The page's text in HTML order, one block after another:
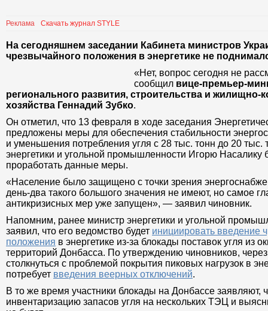
Реклама Скачать журнал STYLE
На сегодняшнем заседании Кабинета министров
чрезвычайного положения в энергетике не
«Нет, вопрос сегодня не
сообщил вице-премьер-
регионального развития,
и жилищно-коммунального
Он отметил, что 13 февраля в ходе заседания
предложены меры для обеспечения стабильности
и уменьшения потребления угля с 28 тыс. тонн до 20 тыс.
энергетики и угольной промышленности Игорю Насалику
проработать данные меры.
«Население было защищено с точки зрения
день-два такого большого значения не имеют, но самое
антикризисных мер уже запущен», — заявил чиновник.
Напомним, ранее министр энергетики и угольной
заявил, что его ведомство будетинициировать введение
положенияв энергетике из-за блокады поставок угля из
территорий Донбасса. По утверждению чиновников,
столкнуться с проблемой покрытия пиковых нагрузок в
потребует
введения веерных отключений.
В то же время участники блокады на Донбассе заявляют,